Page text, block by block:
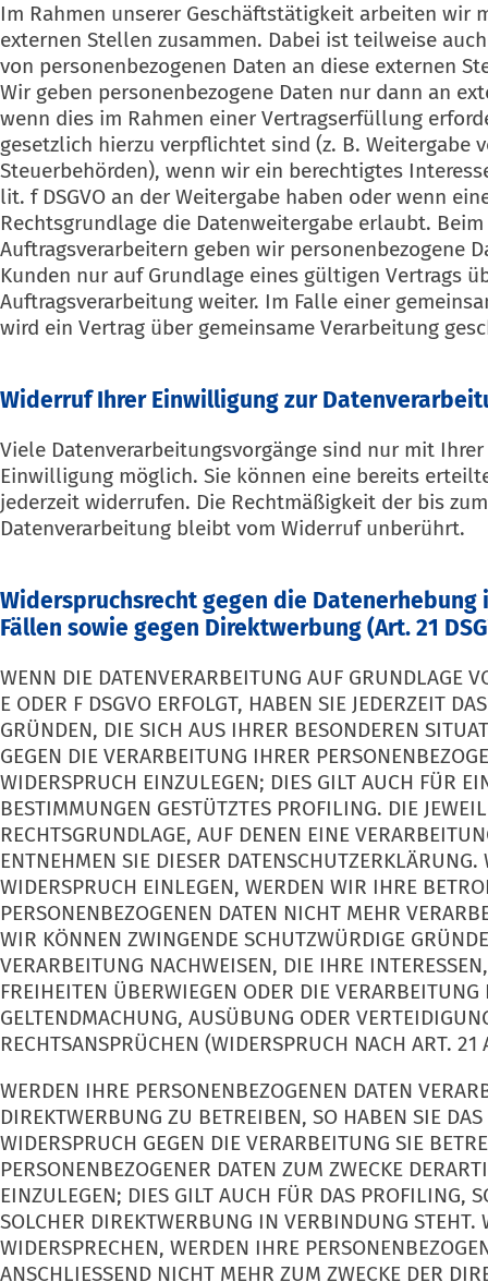
Im Rahmen unserer Geschäftstätigkeit arbeiten wir
externen Stellen zusammen. Dabei ist teilweise
von personenbezogenen Daten an diese externen
Wir geben personenbezogene Daten nur dann an
wenn dies im Rahmen einer Vertragserfüllung
gesetzlich hierzu verpflichtet sind (z. B. Weitergabe
Steuerbehörden), wenn wir ein berechtigtes
lit. f DSGVO an der Weitergabe haben oder wenn
Rechtsgrundlage die Datenweitergabe erlaubt. Beim
Auftragsverarbeitern geben wir personenbezogene
Kunden nur auf Grundlage eines gültigen Vertrags
Auftragsverarbeitung weiter. Im Falle einer
wird ein Vertrag über gemeinsame Verarbeitung
Widerruf Ihrer Einwilligung zur
Viele Datenverarbeitungsvorgänge sind nur mit
Einwilligung möglich. Sie können eine bereits
jederzeit widerrufen. Die Rechtmäßigkeit der bis
Datenverarbeitung bleibt vom Widerruf unberührt.
Widerspruchsrecht gegen die Datenerhebung
Fällen sowie gegen Direktwerbung (Art. 21
WENN DIE DATENVERARBEITUNG AUF GRUNDLAGE
E ODER F DSGVO ERFOLGT, HABEN SIE JEDERZEIT
GRÜNDEN, DIE SICH AUS IHRER BESONDEREN
GEGEN DIE VERARBEITUNG IHRER
WIDERSPRUCH EINZULEGEN; DIES GILT AUCH FÜR
BESTIMMUNGEN GESTÜTZTES PROFILING. DIE
RECHTSGRUNDLAGE, AUF DENEN EINE
ENTNEHMEN SIE DIESER DATENSCHUTZERKLÄRUNG.
WIDERSPRUCH EINLEGEN, WERDEN WIR IHRE
PERSONENBEZOGENEN DATEN NICHT MEHR
WIR KÖNNEN ZWINGENDE SCHUTZWÜRDIGE
VERARBEITUNG NACHWEISEN, DIE IHRE
FREIHEITEN ÜBERWIEGEN ODER DIE VERARBEITUNG
GELTENDMACHUNG, AUSÜBUNG ODER
RECHTSANSPRÜCHEN (WIDERSPRUCH NACH ART. 21
WERDEN IHRE PERSONENBEZOGENEN DATEN
DIREKTWERBUNG ZU BETREIBEN, SO HABEN SIE DAS
WIDERSPRUCH GEGEN DIE VERARBEITUNG SIE
PERSONENBEZOGENER DATEN ZUM ZWECKE
EINZULEGEN; DIES GILT AUCH FÜR DAS PROFILING,
SOLCHER DIREKTWERBUNG IN VERBINDUNG STEHT.
WIDERSPRECHEN, WERDEN IHRE
ANSCHLIESSEND NICHT MEHR ZUM ZWECKE DER